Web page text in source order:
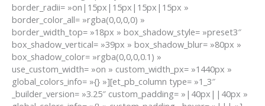
border_radii= »on|15px|15px|15px|15px »
border_color_all= »rgba(0,0,0,0) »
border_width_top= »18px » box_shadow_style= »preset3″
box_shadow_vertical= »39px » box_shadow_blur= »80px »
box_shadow_color= »rgba(0,0,0,0.1) »
use_custom_width= »on » custom_width_px= »1440px »
global_colors_info= »{} »][et_pb_column type= »1_3″
_builder_version= »3.25″ custom_padding= »|40px||40px »